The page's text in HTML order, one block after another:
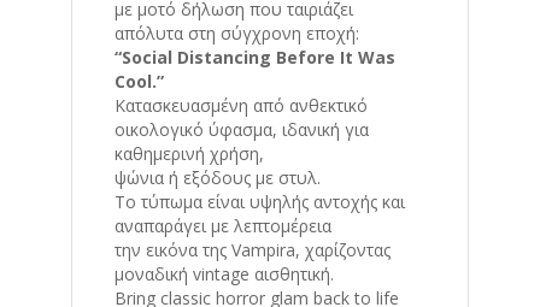
με μοτό δήλωση που ταιριάζει
απόλυτα στη σύγχρονη εποχή:
“Social Distancing Before It Was
Cool.”
Κατασκευασμένη από ανθεκτικό
οικολογικό ύφασμα, ιδανική για
καθημερινή χρήση,
ψώνια ή εξόδους με στυλ.
Το τύπωμα είναι υψηλής αντοχής και
αναπαράγει με λεπτομέρεια
την εικόνα της Vampira, χαρίζοντας
μοναδική vintage αισθητική.
Bring classic horror glam back to life